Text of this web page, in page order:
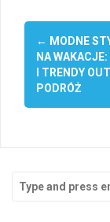
Post
← MODNE
NA
I TRENDY
PODRÓŻ
Search
for: